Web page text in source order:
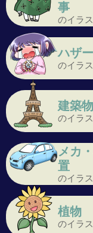
事
のイラ
ハザ
のイラ
建築物
のイラ
メカ
置
のイラ
植物
のイラ